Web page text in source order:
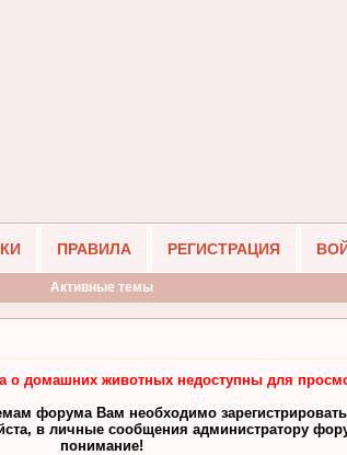
ПРАВИЛА РЕГИСТРАЦИЯ
Активные темы
домашних животных недоступны для
форума Вам необходимо
в личные сообщения администратору
понимание!